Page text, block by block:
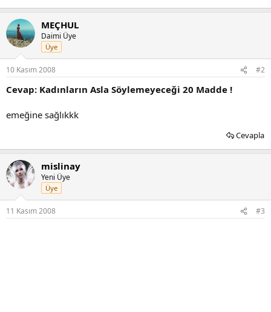
MEÇHUL
Daimi Üye
Üye
10 Kasım 2008 #2
Cevap: Kadınların Asla Söylemeyeceği 20 Madde !
emeğine sağlıkkk
Cevapla
mislinay
Yeni Üye
Üye
11 Kasım 2008 #3